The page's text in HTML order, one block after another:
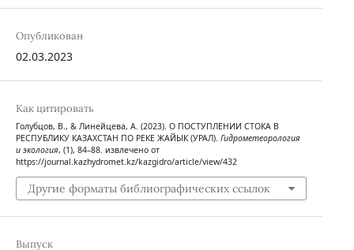
Опубликован
02.03.2023
Как цитировать
Голубцов, В., & Линейцева, А. (2023). О ПОСТУПЛЕНИИ СТОКА В
РЕСПУБЛИКУ КАЗАХСТАН ПО РЕКЕ ЖАЙЫК (УРАЛ). Гидрометеорология
и экология, (1), 84–88. извлечено от
https://journal.kazhydromet.kz/kazgidro/article/view/432
Другие форматы библиографических ссылок
Выпуск